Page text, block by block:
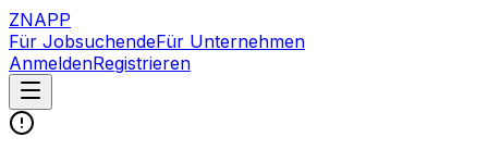
ZNAPP
Für JobsuchendeFür Unternehmen
AnmeldenRegistrieren